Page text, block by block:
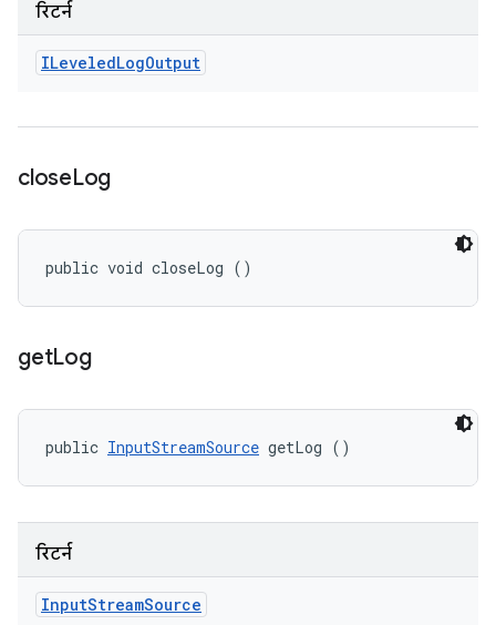
रिटर्न
ILeveledLogOutput
closeLog
public void closeLog ()
getLog
public InputStreamSource getLog ()
रिटर्न
InputStreamSource